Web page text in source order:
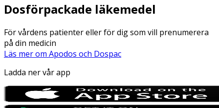
Dosförpackade läkemedel
För vårdens patienter eller för dig som vill prenumerera
på din medicin
Läs mer om Apodos och Dospac
Ladda ner vår app